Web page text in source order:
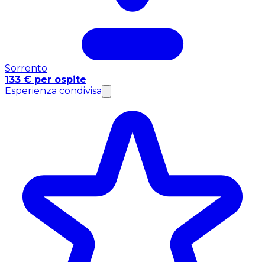
Sorrento
133 € per ospite
Esperienza condivisa